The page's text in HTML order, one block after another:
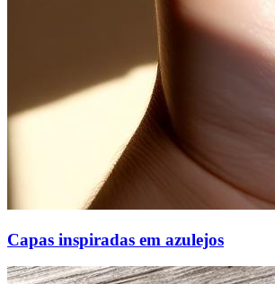
Capas inspiradas em azulejos